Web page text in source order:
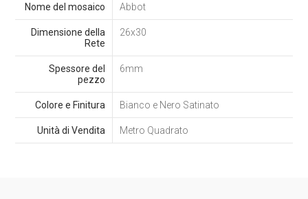
Nome del mosaico Abbot
Dimensione della
Rete
26x30
Spessore del
pezzo
6mm
Colore e Finitura Bianco e Nero Satinato
Unità di Vendita Metro Quadrato